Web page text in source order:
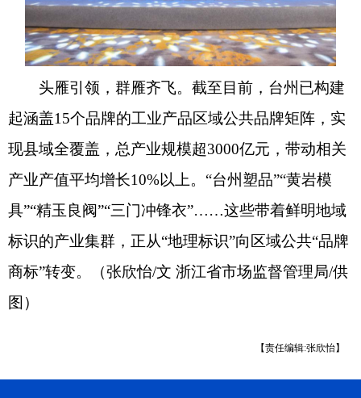
头雁引领，群雁齐飞。截至目前，台州已构建
起涵盖15个品牌的工业产品区域公共品牌矩阵，实
现县域全覆盖，总产业规模超3000亿元，带动相关
产业产值平均增长10%以上。“台州塑品”“黄岩模
具”“精玉良阀”“三门冲锋衣”……这些带着鲜明地域
标识的产业集群，正从“地理标识”向区域公共“品牌
商标”转变。（张欣怡/文 浙江省市场监督管理局/供
图）
【责任编辑:张欣怡】